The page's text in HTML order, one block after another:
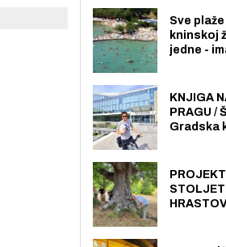
nego
osoba
Sve
kninskoj
jedne -
općoj
je
za sve
KNJIGA
PRAGU /
Gradska
knjiga na